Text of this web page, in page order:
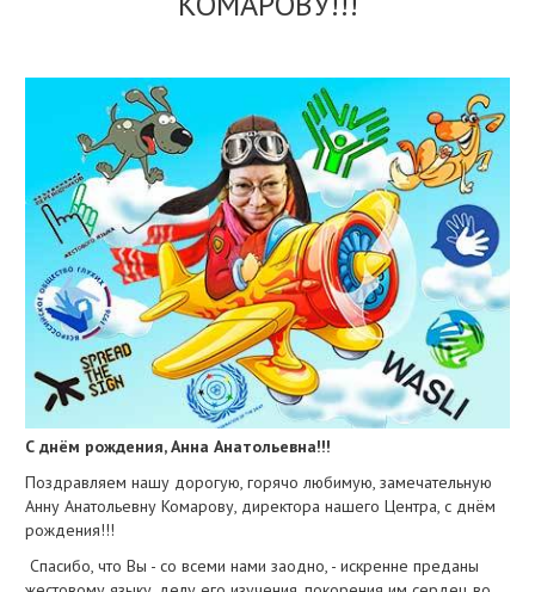
С днём рождения, Анна Анатольевна!!!
Поздравляем нашу дорогую, горячо любимую, замечательную
Анну Анатольевну Комарову, директора нашего Центра, с днём
рождения!!!
Спасибо, что Вы - со всеми нами заодно, - искренне преданы